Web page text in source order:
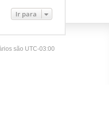
a
t
o
Ir para
são UTC-03:00